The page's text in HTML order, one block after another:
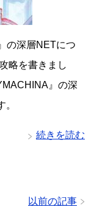
の深層NETにつ
略を書きまし
』の深
続きを読む
以前の記事